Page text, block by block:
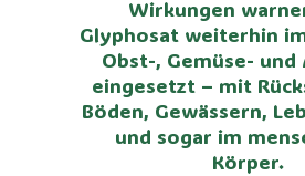
Wirkungen
Glyphosat weiterhin
Obst-, Gemüse- und
eingesetzt – mit
Böden, Gewässern,
und sogar im
Körper.